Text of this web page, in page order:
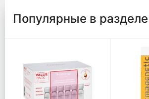
Популярные в разделе